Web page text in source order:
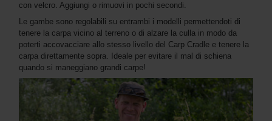
con velcro. Aggiungi o rimuovi in pochi secondi.
Le gambe sono regolabili su entrambi i modelli permettendoti di
tenere la carpa vicino al terreno o di alzare la culla in modo da
poterti accovacciare allo stesso livello del Carp Cradle e tenere la
carpa direttamente sopra. Ideale per evitare il mal di schiena
quando si maneggiano grandi carpe!